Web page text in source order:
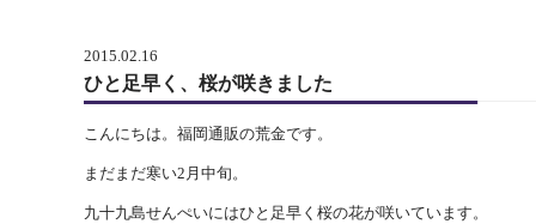
2015.02.16
ひと足早く、桜が咲きました
こんにちは。福岡通販の荒金です。
まだまだ寒い2月中旬。
九十九島せんぺいにはひと足早く桜の花が咲いています。